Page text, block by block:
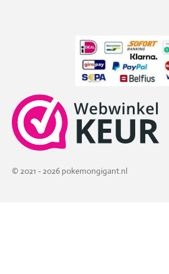
© 2021 - 2026 pokemongigant.nl